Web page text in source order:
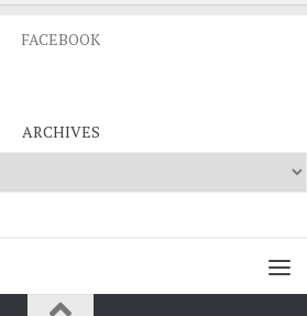
FACEBOOK
ARCHIVES